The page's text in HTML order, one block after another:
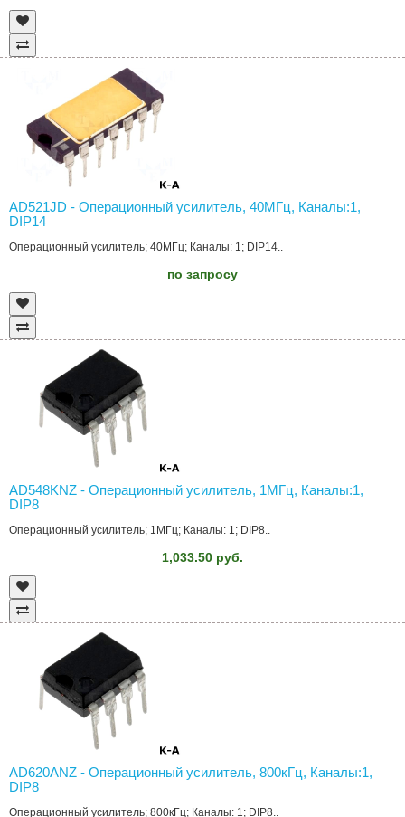
AD521JD - Операционный усилитель, 40МГц, Каналы:1,
DIP14
Операционный усилитель; 40МГц; Каналы: 1; DIP14..
по запросу
AD548KNZ - Операционный усилитель, 1МГц, Каналы:1,
DIP8
Операционный усилитель; 1МГц; Каналы: 1; DIP8..
1,033.50 руб.
AD620ANZ - Операционный усилитель, 800кГц, Каналы:1,
DIP8
Операционный усилитель; 800кГц; Каналы: 1; DIP8..